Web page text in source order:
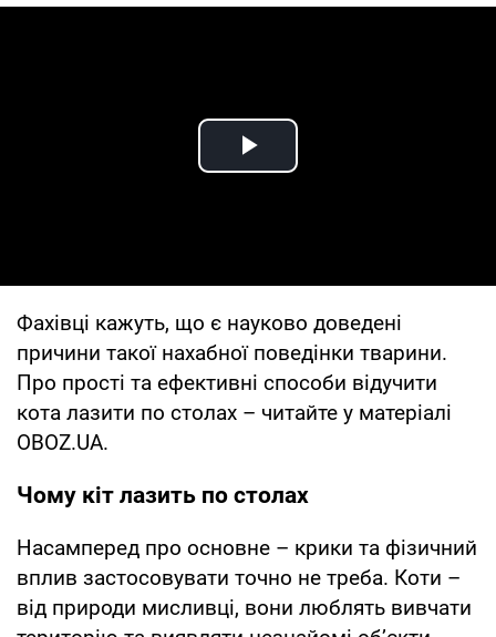
Play Video
Фахівці кажуть, що є науково доведені
причини такої нахабної поведінки тварини.
Про прості та ефективні способи відучити
кота лазити по столах – читайте у матеріалі
OBOZ.UA.
Чому кіт лазить по столах
Насамперед про основне – крики та фізичний
вплив застосовувати точно не треба. Коти –
від природи мисливці, вони люблять вивчати